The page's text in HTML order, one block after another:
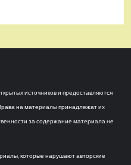
источников и предоставляются
на материалы принадлежат их
за содержание материала не
которые нарушают авторские